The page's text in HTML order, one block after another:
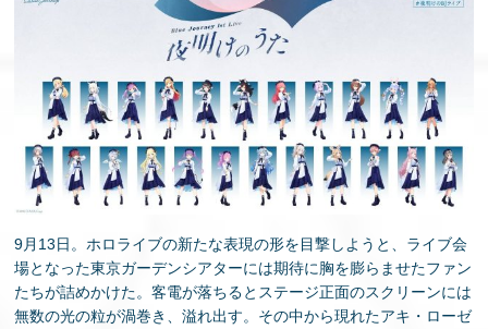
MUSIC
GOODS
SPECIAL
EN
9月13日。ホロライブの新たな表現の形を目撃しようと、ライブ会
場となった東京ガーデンシアターには期待に胸を膨らませたファン
たちが詰めかけた。客電が落ちるとステージ正面のスクリーンには
無数の光の粒が渦巻き、溢れ出す。その中から現れたアキ・ローゼ